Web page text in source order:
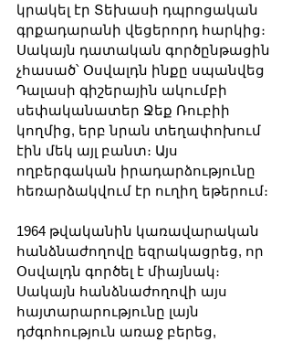
կրակել էր Տեխասի դպրոցական
գրքադարանի վեցերորդ հարկից։
Սակայն դատական գործընթացին
չհասած՝ Օսվալդն ինքը սպանվեց
Դալասի գիշերային ակումբի
սեփականատեր Ջեք Ռուբիի
կողմից, երբ նրան տեղափոխում
էին մեկ այլ բանտ։ Այս
ողբերգական իրադարձությունը
հեռարձակվում էր ուղիղ եթերում։
1964 թվականին կառավարական
հանձնաժողովը եզրակացրեց, որ
Օսվալդն գործել է միայնակ։
Սակայն հանձնաժողովի այս
հայտարարությունը լայն
դժգոհություն առաջ բերեց,